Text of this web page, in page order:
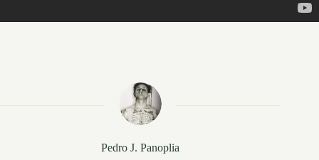
Pedro J. Panoplia